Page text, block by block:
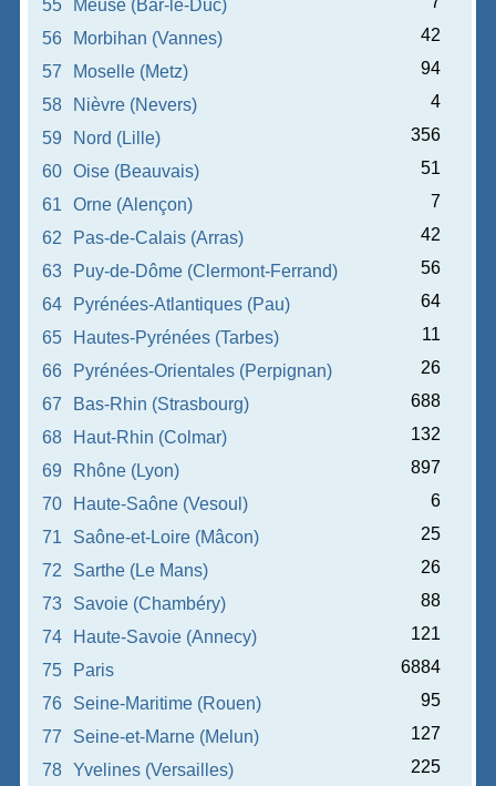
55
Meuse (Bar-le-Duc)
56
Morbihan (Vannes)
42
57
Moselle (Metz)
94
58
Nièvre (Nevers)
4
59
Nord (Lille)
356
60
Oise (Beauvais)
51
61
Orne (Alençon)
7
62
Pas-de-Calais (Arras)
42
63
Puy-de-Dôme (Clermont-Ferrand)
56
64
Pyrénées-Atlantiques (Pau)
64
65
Hautes-Pyrénées (Tarbes)
11
66
Pyrénées-Orientales (Perpignan)
26
67
Bas-Rhin (Strasbourg)
688
68
Haut-Rhin (Colmar)
132
69
Rhône (Lyon)
897
70
Haute-Saône (Vesoul)
6
71
Saône-et-Loire (Mâcon)
25
72
Sarthe (Le Mans)
26
73
Savoie (Chambéry)
88
74
Haute-Savoie (Annecy)
121
75
Paris
6884
76
Seine-Maritime (Rouen)
95
77
Seine-et-Marne (Melun)
127
78
Yvelines (Versailles) 225